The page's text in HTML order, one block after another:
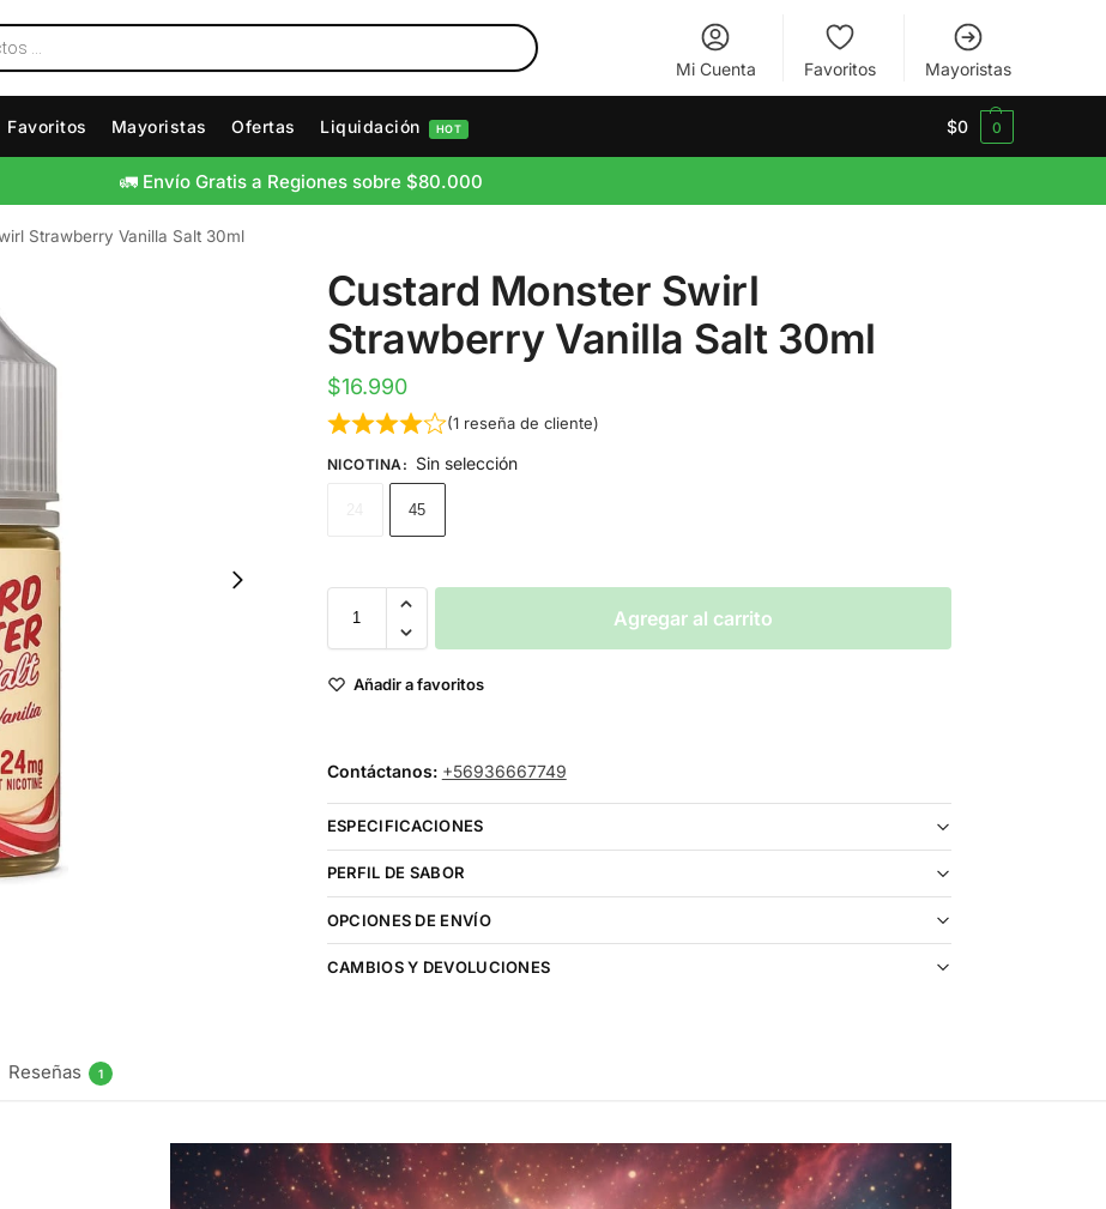
Mi Cuenta Favoritos Mayoristas
Favoritos Mayoristas Ofertas Liquidación HOT $0 0
🚛 Envío Gratis a Regiones sobre $80.000
Strawberry Vanilla Salt 30ml
Custard Monster Swirl
Strawberry Vanilla Salt 30ml
$16.990
(1reseña de cliente)
NICOTINA : Sin selección
45
Agregar al carrito
Añadir a favoritos
Contáctanos: +56936667749
ESPECIFICACIONES
PERFIL DE SABOR
OPCIONES DE ENVÍO
CAMBIOS Y DEVOLUCIONES
Reseñas 1